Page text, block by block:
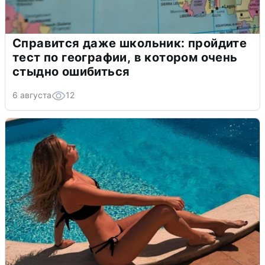
Справится даже школьник: пройдите
тест по географии, в котором очень
стыдно ошибиться
6 августа 12